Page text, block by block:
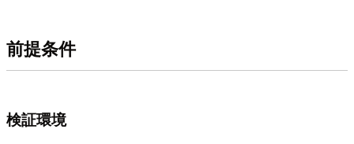
前提条件
検証環境